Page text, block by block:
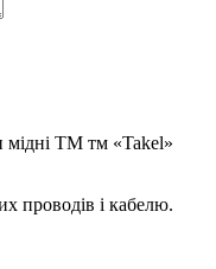
ТМ тм «Takel»
проводів і кабелю.